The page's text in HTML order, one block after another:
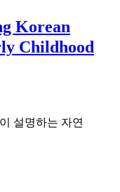
Korean
Childhood